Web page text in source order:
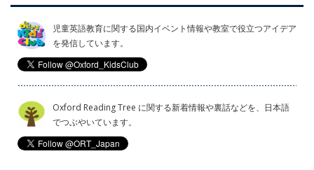
児童英語教育に関する国内イベント情報や教室で役立つアイデア
を発信しています。
Oxford Reading Tree に関する新着情報や裏話などを、日本語
でつぶやいています。